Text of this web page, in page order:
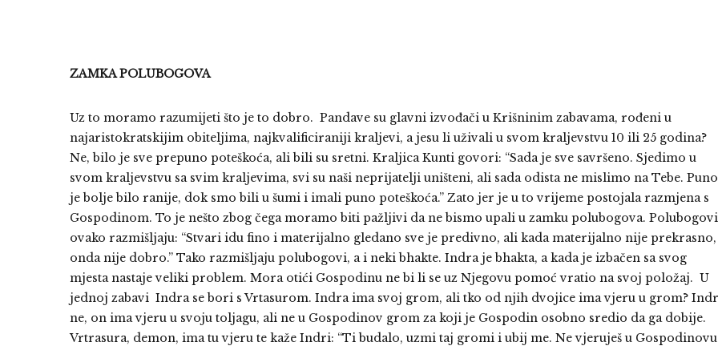
ZAMKA POLUBOGOVA
Uz to moramo razumijeti što je to dobro. Pandave su glavni izvođači u Krišninim zabavama, rođeni u
najaristokratskijim obiteljima, najkvalificiraniji kraljevi, a jesu li uživali u svom kraljevstvu 10 ili 25 godina?
Ne, bilo je sve prepuno poteškoća, ali bili su sretni. Kraljica Kunti govori: “Sada je sve savršeno. Sjedimo u
svom kraljevstvu sa svim kraljevima, svi su naši neprijatelji uništeni, ali sada odista ne mislimo na Tebe. Puno
je bolje bilo ranije, dok smo bili u šumi i imali puno poteškoća.” Zato jer je u to vrijeme postojala razmjena s
Gospodinom. To je nešto zbog čega moramo biti pažljivi da ne bismo upali u zamku polubogova. Polubogovi
ovako razmišljaju: “Stvari idu fino i materijalno gledano sve je predivno, ali kada materijalno nije prekrasno,
onda nije dobro.” Tako razmišljaju polubogovi, a i neki bhakte. Indra je bhakta, a kada je izbačen sa svog
mjesta nastaje veliki problem. Mora otići Gospodinu ne bi li se uz Njegovu pomoć vratio na svoj položaj. U
jednoj zabavi Indra se bori s Vrtasurom. Indra ima svoj grom, ali tko od njih dvojice ima vjeru u grom?
ne, on ima vjeru u svoju toljagu, ali ne u Gospodinov grom za koji je Gospodin osobno sredio da ga dobije.
Vrtrasura, demon, ima tu vjeru te kaže Indri: “Ti budalo, uzmi taj gromi i ubij me. Ne vjeruješ u Gospodinovu